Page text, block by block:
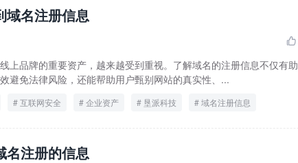
域名注册信息

上品牌的重要资产，越来越受到重视。了解域名的注册信息不仅有助
避免法律风险，还能帮助用户甄别网站的真实性、...
互联网安全 企业资产 垦派科技 域名注册信息
名注册的信息